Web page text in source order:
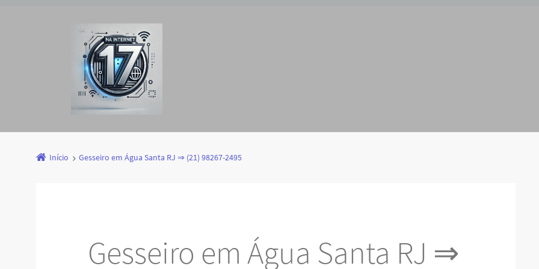
Início Gesseiro em Água Santa RJ ⇒ (21) 98267-2495
Gesseiro em Água Santa RJ ⇒